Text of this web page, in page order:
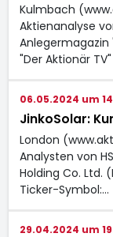
Kulmbach
Aktienanalyse
"Der Aktionär
06.05.2024 um
JinkoSolar:
London
Analysten von
Holding Co. Ltd.
Ticker-Symbol:…
29.04.2024 um